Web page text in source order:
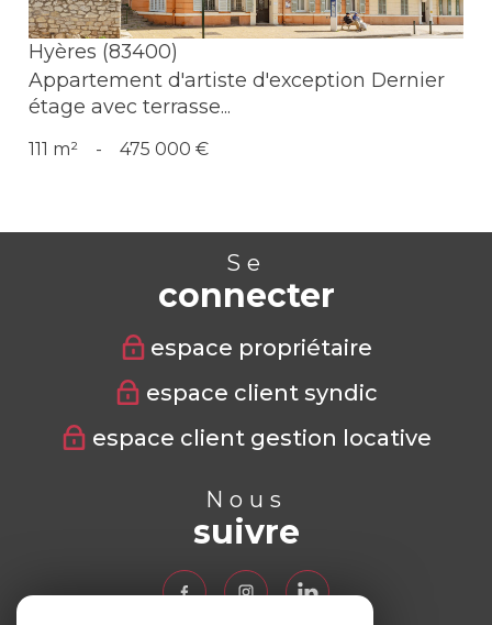
Hyères (83400)
Appartement d'artiste d'exception Dernier
étage avec terrasse...
111 m² - 475 000 €
Se
connecter
espace propriétaire
espace client syndic
espace client gestion locative
Nous
suivre